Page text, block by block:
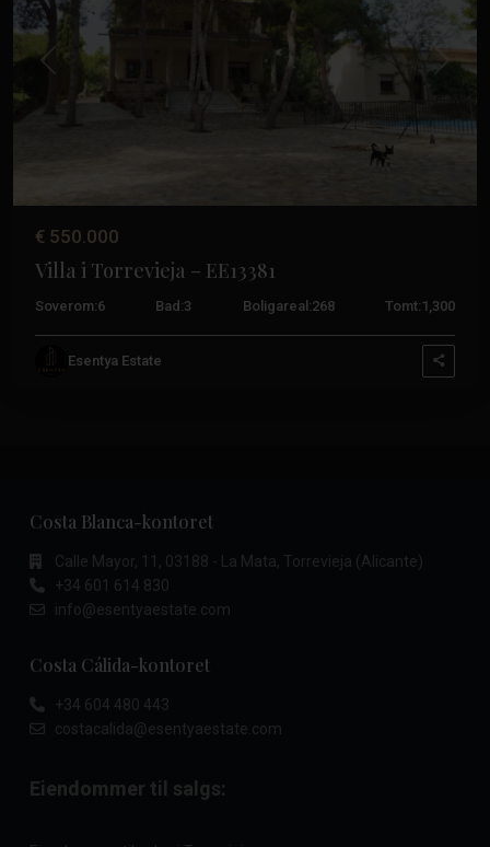
Tidligere Neste
€ 550.000
Villa i Torrevieja – EE13381
Soverom:6 Bad:3 Boligareal:268 Tomt: 1,300
Esentya Estate
Costa Blanca-kontoret
Calle Mayor, 11, 03188 - La Mata, Torrevieja (Alicante)
+34 601 614 830
info@esentyaestate.com
Costa Cálida-kontoret
+34 604 480 443
costacalida@esentyaestate.com
Eiendommer til salgs: